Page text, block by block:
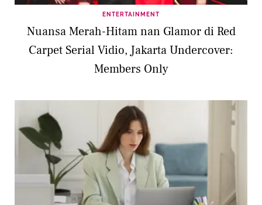
ENTERTAINMENT
Nuansa Merah-Hitam nan Glamor di Red
Carpet Serial Vidio, Jakarta Undercover:
Members Only